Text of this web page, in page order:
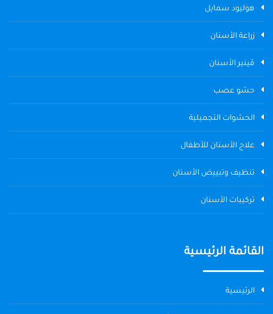
هوليود سمايل
زراعة الأسنان
ڤينير الأسنان
حشو عصب
الحشوات التجميلية
علاج الأسنان للأطفال
تنظيف وتبييض الأسنان
تركيبات الأسنان
القائمة الرئيسية
الرئيسية